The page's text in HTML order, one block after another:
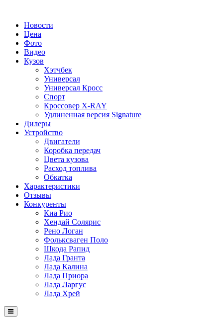
Новости
Цена
Фото
Видео
Кузов
Хэтчбек
Универсал
Универсал Кросс
Спорт
Кроссовер X-RAY
Удлиненная версия Signature
Дилеры
Устройство
Двигатели
Коробка передач
Цвета кузова
Расход топлива
Обкатка
Характеристики
Отзывы
Конкуренты
Киа Рио
Хендай Солярис
Рено Логан
Фольксваген Поло
Шкода Рапид
Лада Гранта
Лада Калина
Лада Приора
Лада Ларгус
Лада Хрей